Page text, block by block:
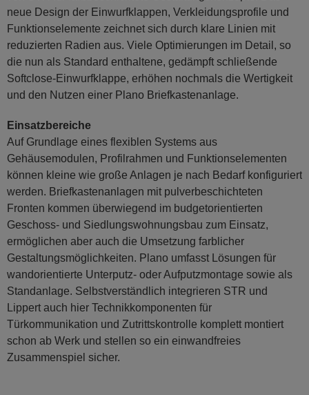
neue Design der Einwurfklappen, Verkleidungsprofile und
Funktionselemente zeichnet sich durch klare Linien mit
reduzierten Radien aus. Viele Optimierungen im Detail, so
die nun als Standard enthaltene, gedämpft schließende
Softclose-Einwurfklappe, erhöhen nochmals die Wertigkeit
und den Nutzen einer Plano Briefkastenanlage.
Einsatzbereiche
Auf Grundlage eines flexiblen Systems aus
Gehäusemodulen, Profilrahmen und Funktionselementen
können kleine wie große Anlagen je nach Bedarf konfiguriert
werden. Briefkastenanlagen mit pulverbeschichteten
Fronten kommen überwiegend im budgetorientierten
Geschoss- und Siedlungswohnungsbau zum Einsatz,
ermöglichen aber auch die Umsetzung farblicher
Gestaltungsmöglichkeiten. Plano umfasst Lösungen für
wandorientierte Unterputz- oder Aufputzmontage sowie als
Standanlage. Selbstverständlich integrieren STR und
Lippert auch hier Technikkomponenten für
Türkommunikation und Zutrittskontrolle komplett montiert
schon ab Werk und stellen so ein einwandfreies
Zusammenspiel sicher.